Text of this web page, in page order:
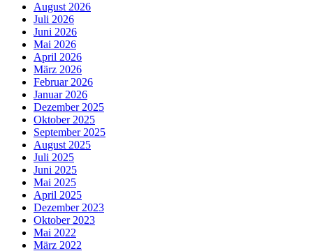
August 2026
Juli 2026
Juni 2026
Mai 2026
April 2026
März 2026
Februar 2026
Januar 2026
Dezember 2025
Oktober 2025
September 2025
August 2025
Juli 2025
Juni 2025
Mai 2025
April 2025
Dezember 2023
Oktober 2023
Mai 2022
März 2022